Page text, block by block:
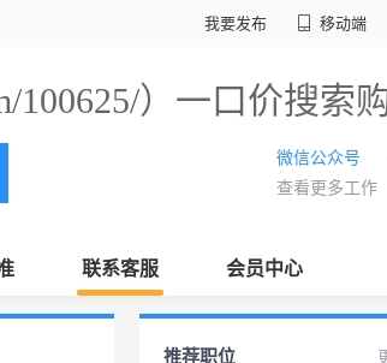
我要发布 移动端
100625/）一口价搜索
微信公众号
查看更多工作
联系客服 会员中心
推荐职位